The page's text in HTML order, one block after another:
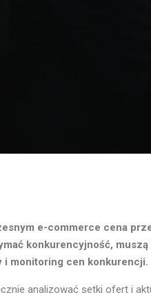
e-commerce cena
konkurencyjność,
i monitoring cen konkurencji.
analizować setki ofert i